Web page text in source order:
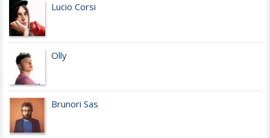
Lucio Corsi
Olly
Brunori Sas